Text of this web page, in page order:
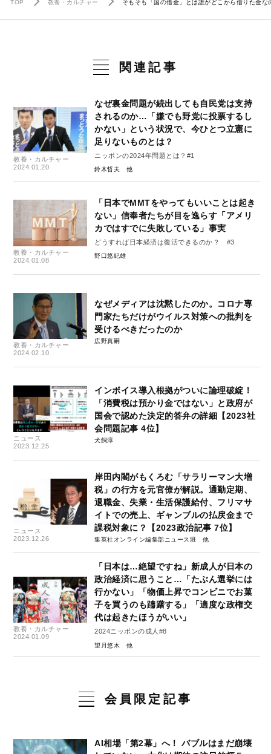
TOP 教養・カルチャー そもそも「国の借金」とは誰がどこから借りた金
関連記事
教養・カルチャー
2024.01.20
なぜ裏金問題が続出しても自民党は支持
されるのか…「嫌でも野党に投票するし
かない」という状況で、今ひとつ立憲に
足りないものとは？
ニッポンの2024年問題とは？#1
鈴木哲夫
教養・カルチャー
2024.01.08
「日本でMMTをやってもいいことは起き
ない」信奉者たちが目を逸らす「アメリ
カではすでに失敗している」事実
どうすれば日本経済は復活できるのか？ #3
野口悠紀雄
教養・カルチャー
2024.02.10
なぜメディアは沈黙したのか。コロナ専
門家たちだけがウイルス対策への批判を
受けるべきだったのか
広野真嗣
ニュース
2023.12.25
インボイス導入根拠がついに論理破綻！
「消費税は預かり金ではない」と政府が
国会で認めた決定的答弁の詳細【2023社
会問題記事 4位】
犬飼淳
ニュース
2023.12.26
岸田内閣がもくろむ「サラリーマン大増
税」の行方を元官僚が解説。通勤定期、
退職金、失業・生活保護給付、フリマサ
イトでの売上、ギャンブルの払戻金まで
課税対象に？【2023政治記事 7位】
集英社オンライン編集部ニュース班
教養・カルチャー
2024.01.09
「日本は…絶望ですね」新成人が日本の
政治経済に思うこと…「たぶん選挙には
行かない」「物価上昇でコンビニでお菓
子を買うのも躊躇する」「適度な政権交
代は起きたほうがいい」
2024ニッポンの成人#8
望月悠木
会員限定記事
AI相場「第2幕」へ！ バブルはまだ崩壊